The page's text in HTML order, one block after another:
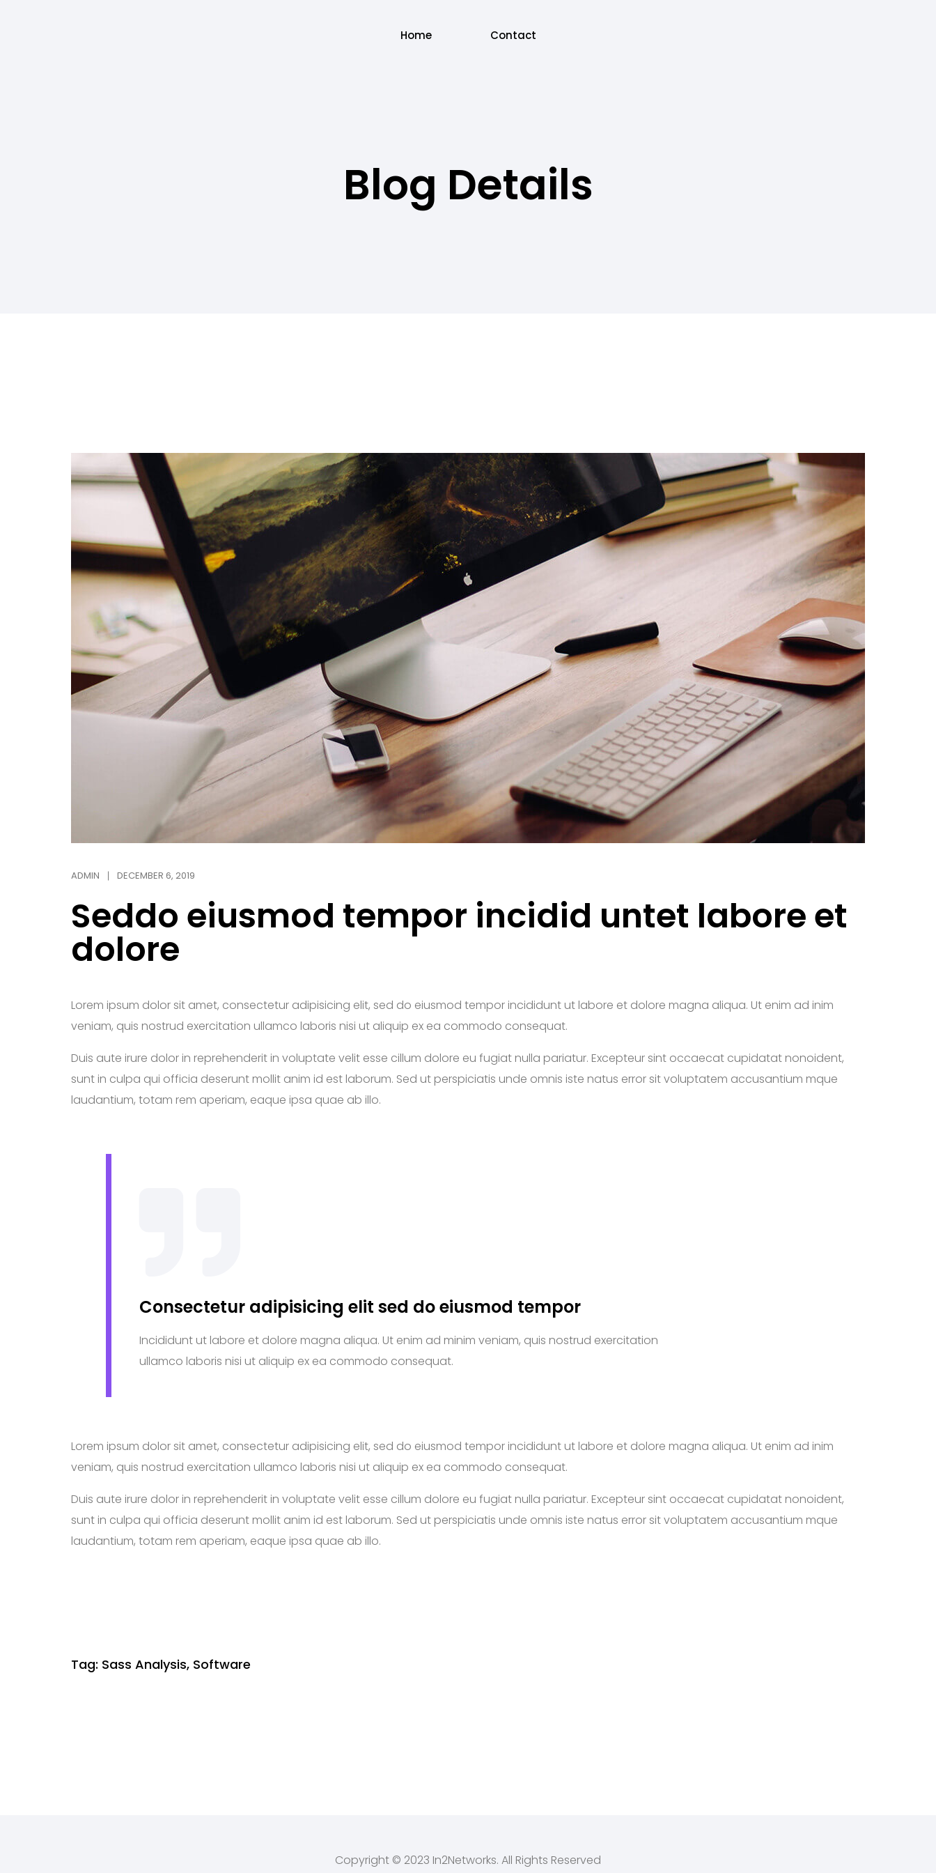
Home Contact
Blog Details
ADMIN DECEMBER 6, 2019
Seddo eiusmod tempor incidid untet labore et
dolore
Lorem ipsum dolor sit amet, consectetur adipisicing elit, sed do eiusmod tempor incididunt ut labore et dolore magna aliqua. Ut enim ad inim
veniam, quis nostrud exercitation ullamco laboris nisi ut aliquip ex ea commodo consequat.
Duis aute irure dolor in reprehenderit in voluptate velit esse cillum dolore eu fugiat nulla pariatur. Excepteur sint occaecat cupidatat nonoident,
sunt in culpa qui officia deserunt mollit anim id est laborum. Sed ut perspiciatis unde omnis iste natus error sit voluptatem accusantium mque
laudantium, totam rem aperiam, eaque ipsa quae ab illo.
Consectetur adipisicing elit sed do eiusmod tempor
Incididunt ut labore et dolore magna aliqua. Ut enim ad minim veniam, quis nostrud exercitation
ullamco laboris nisi ut aliquip ex ea commodo consequat.
Lorem ipsum dolor sit amet, consectetur adipisicing elit, sed do eiusmod tempor incididunt ut labore et dolore magna aliqua. Ut enim ad inim
veniam, quis nostrud exercitation ullamco laboris nisi ut aliquip ex ea commodo consequat.
Duis aute irure dolor in reprehenderit in voluptate velit esse cillum dolore eu fugiat nulla pariatur. Excepteur sint occaecat cupidatat nonoident,
sunt in culpa qui officia deserunt mollit anim id est laborum. Sed ut perspiciatis unde omnis iste natus error sit voluptatem accusantium mque
laudantium, totam rem aperiam, eaque ipsa quae ab illo.
Tag: Sass Analysis, Software
Copyright © 2023 In2Networks. All Rights Reserved